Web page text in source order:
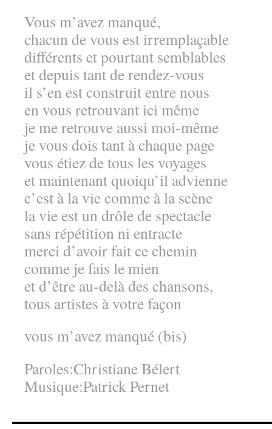
Vous m’avez manqué,
chacun de vous est irremplaçable
différents et pourtant semblables
et depuis tant de rendez-vous
il s’en est construit entre nous
en vous retrouvant ici même
je me retrouve aussi moi-même
je vous dois tant à chaque page
vous étiez de tous les voyages
et maintenant quoiqu’il advienne
c’est à la vie comme à la scène
la vie est un drôle de spectacle
sans répétition ni entracte
merci d’avoir fait ce chemin
comme je fais le mien
et d’être au-delà des chansons,
tous artistes à votre façon
vous m’avez manqué (bis)
Paroles:Christiane Bélert
Musique:Patrick Pernet